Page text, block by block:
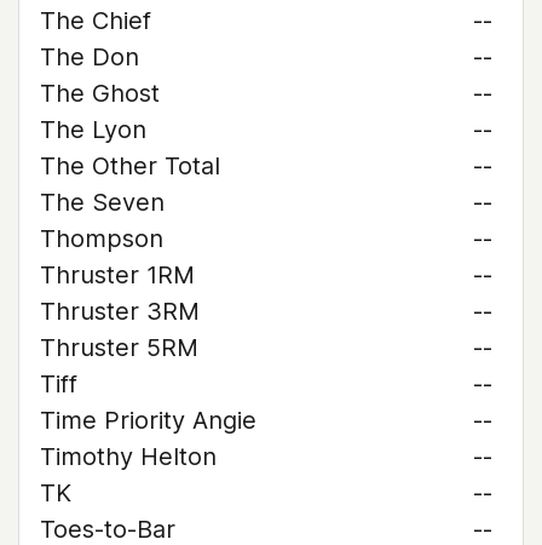
The Chief
--
The Don
--
The Ghost
--
The Lyon
--
The Other Total
--
The Seven
--
Thompson
--
Thruster 1RM
--
Thruster 3RM
--
Thruster 5RM
--
Tiff
--
Time Priority Angie
--
Timothy Helton
--
TK
--
Toes-to-Bar
--